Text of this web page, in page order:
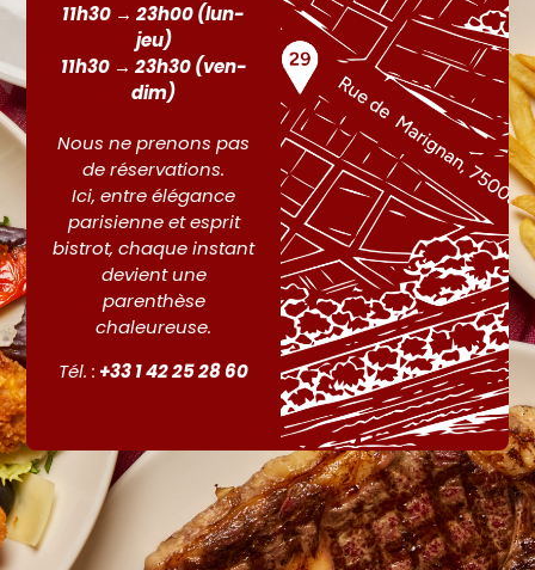
11h30 → 23h00 (lun-
jeu)
11h30 → 23h30 (ven-
dim)
Nous ne prenons pas
de réservations.
Ici, entre élégance
parisienne et esprit
bistrot, chaque instant
devient une
parenthèse
chaleureuse.
Tél. : +33 1 42 25 28 60